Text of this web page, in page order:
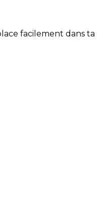
facilement dans ta